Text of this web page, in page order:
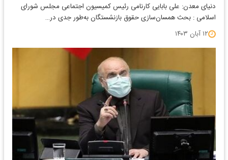
دنیای معدن: علی بابایی کارنامی رئیس کمیسیون اجتماعی مجلس شورای
اسلامی : بحث همسان‌سازی حقوق بازنشستگان به‌طور جدی در…
۱۲ آبان ۱۴۰۳